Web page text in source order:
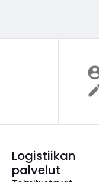
Logistiikan
palvelut